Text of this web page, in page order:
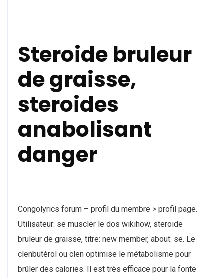
Steroide bruleur
de graisse,
steroides
anabolisant
danger
Congolyrics forum – profil du membre > profil page.
Utilisateur: se muscler le dos wikihow, steroide
bruleur de graisse, titre: new member, about: se. Le
clenbutérol ou clen optimise le métabolisme pour
brûler des calories. Il est très efficace pour la fonte